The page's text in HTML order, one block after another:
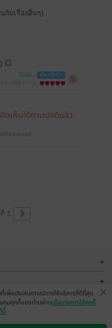
กับเรื่องอื่นๆ)
💥
มีแล้ว - เขียนไขรัก
ดเห็นได้ตามปกติแล้ว
ติจากระบบ)
1
+
+
เพื่อประสบการณ์การใช้บริการที่ดีที่สุด
คุมคุกกี้ของท่านผ่านนโยบายการใช้คุกกี้
นี่